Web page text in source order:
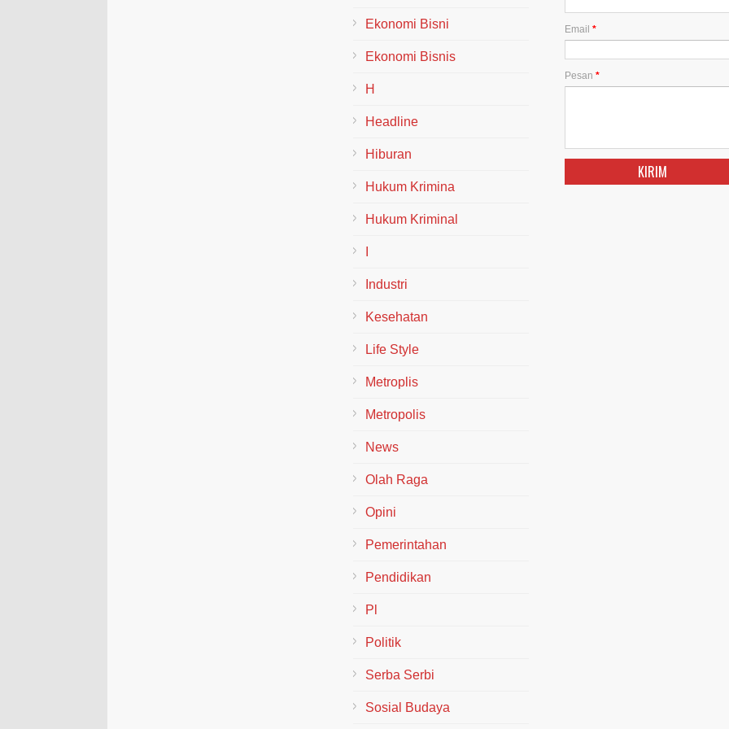
Ekonomi Bisni
Ekonomi Bisnis
H
Headline
Hiburan
Hukum Krimina
Hukum Kriminal
Industri
Kesehatan
Life Style
Metroplis
Metropolis
News
Olah Raga
Opini
Pemerintahan
Pendidikan
Pl
Politik
Serba Serbi
Sosial Budaya
Email *
Pesan *